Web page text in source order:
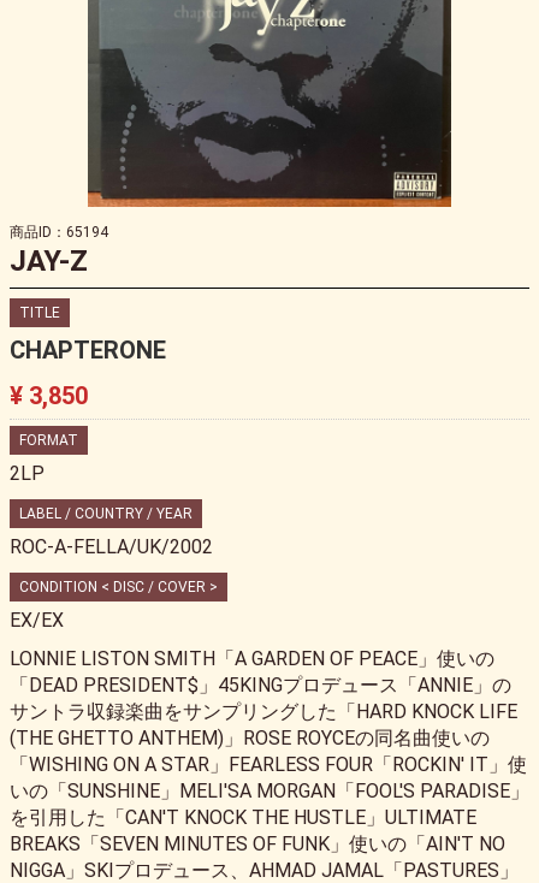
商品ID：65194
JAY-Z
TITLE
CHAPTERONE
¥ 3,850
FORMAT
2LP
LABEL / COUNTRY / YEAR
ROC-A-FELLA/UK/2002
CONDITION < DISC / COVER >
EX/EX
LONNIE LISTON SMITH「A GARDEN OF PEACE」使いの
「DEAD PRESIDENT$」45KINGプロデュース「ANNIE」の
サントラ収録楽曲をサンプリングした「HARD KNOCK LIFE
(THE GHETTO ANTHEM)」ROSE ROYCEの同名曲使いの
「WISHING ON A STAR」FEARLESS FOUR「ROCKIN' IT」使
いの「SUNSHINE」MELI'SA MORGAN「FOOL'S PARADISE」
を引用した「CAN'T KNOCK THE HUSTLE」ULTIMATE
BREAKS「SEVEN MINUTES OF FUNK」使いの「AIN'T NO
NIGGA」SKIプロデュース、AHMAD JAMAL「PASTURES」